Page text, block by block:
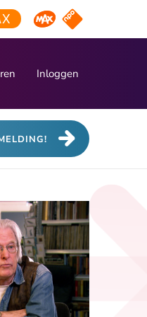
Omroep MAX
NPO Start
Inloggen